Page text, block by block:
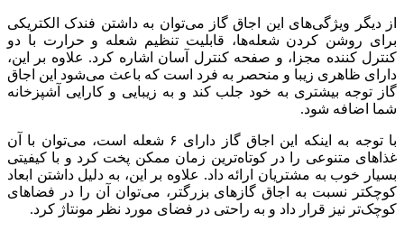
از دیگر ویژگی‌های این اجاق گاز می‌توان به داشتن فندک الکتریکی
برای روشن کردن شعله‌ها، قابلیت تنظیم شعله و حرارت با دو
کنترل کننده مجزا، و صفحه کنترل آسان اشاره کرد. علاوه بر این،
دارای ظاهری زیبا و منحصر به فرد است که باعث می‌شود این اجاق
گاز توجه بیشتری به خود جلب کند و به زیبایی و کارایی آشپزخانه
شما اضافه شود.
با توجه به اینکه این اجاق گاز دارای ۶ شعله است، می‌توان با آن
غذاهای متنوعی را در کوتاه‌ترین زمان ممکن پخت کرد و با کیفیتی
بسیار خوب به مشتریان ارائه داد. علاوه بر این، به دلیل داشتن ابعاد
کوچکتر نسبت به اجاق گاز‌های بزرگتر، می‌توان آن را در فضاهای
کوچک‌تر نیز قرار داد و به راحتی در فضای مورد نظر مونتاژ کرد.